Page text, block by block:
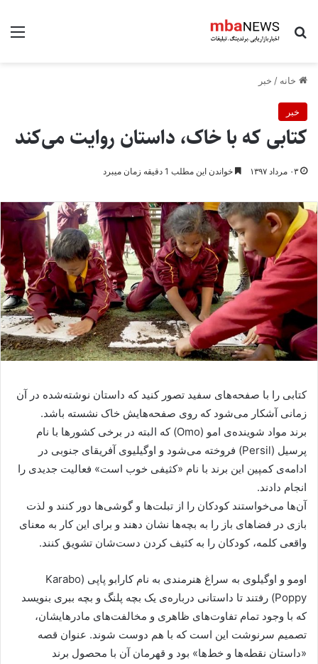
جستجو برای
خانه / خبر
خبر
کتابی که با خاک،‌ داستان روایت می‌کند
۰۳ مرداد ۱۳۹۷ خواندن این مطلب 1 دقیقه زمان میبرد
کتابی را با صفحه‌های سفید تصور کنید که داستان نوشته‌شده در آن
زمانی آشکار می‌شود که روی صفحه‌هایش خاک نشسته باشد.
برند مواد شوینده‌ی امو (Omo) که البته در برخی کشورها با نام
پرسیل (Persil) فروخته می‌شود و اوگیلیوی آفریقای جنوبی در
ادامه‌ی کمپین این برند با نام «کثیفی خوب است» فعالیت جدیدی را
انجام دادند.
آن‌ها می‌خواستند کودکان را از تبلت‌ها و گوشی‌ها دور کنند و لذت
بازی در فضاهای باز را به بچه‌ها نشان دهند و برای این کار به معنای
واقعی کلمه، کودکان را به کثیف کردن دست‌شان تشویق کنند.
اومو و اوگیلوی به سراغ هنرمندی به نام کارابو پاپی (Karabo
Poppy) رفتند تا داستانی درباره‌ی یک بچه پلنگ و بچه ببری بنویسد
که با وجود تمام تفاوت‌های ظاهری و مخالفت‌های مادرهایشان،
تصمیم سرنوشت این است که با هم دوست شوند. عنوان قصه
«داستان نقطه‌ها و خط‌ها» بود و قهرمان آن با محصول برند